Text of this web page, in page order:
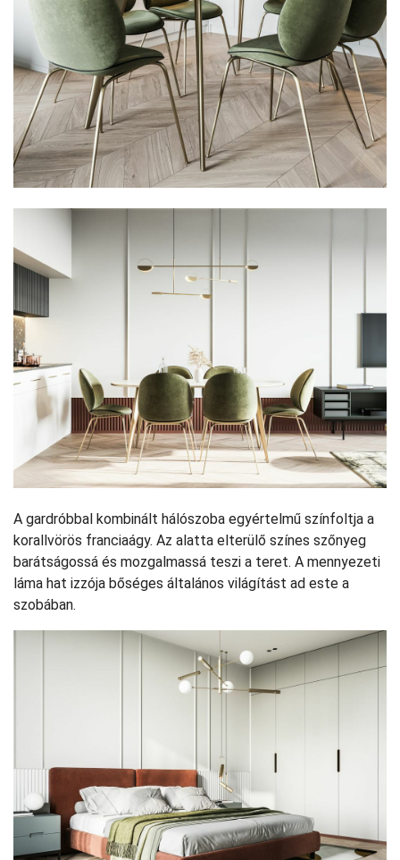
A gardróbbal kombinált hálószoba egyértelmű színfoltja a
korallvörös franciaágy. Az alatta elterülő színes szőnyeg
barátságossá és mozgalmassá teszi a teret. A mennyezeti
láma hat izzója bőséges általános világítást ad este a
szobában.